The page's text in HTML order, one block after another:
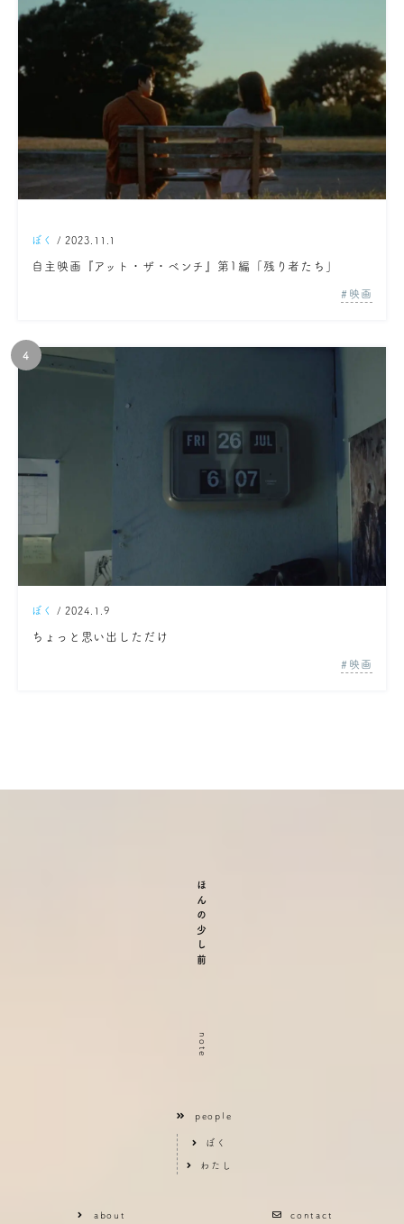
ぼく / 2023.11.1
自主映画『アット・ザ・ベンチ』第1編「残り者たち」
映画
ぼく / 2024.1.9
ちょっと思い出しただけ
映画
ほんの少し前
note
people
ぼく
わたし
about contact